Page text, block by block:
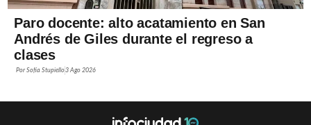
Paro docente: alto acatamiento en San
Andrés de Giles durante el regreso a
clases
PorSofía Stupiello3 Ago 2026